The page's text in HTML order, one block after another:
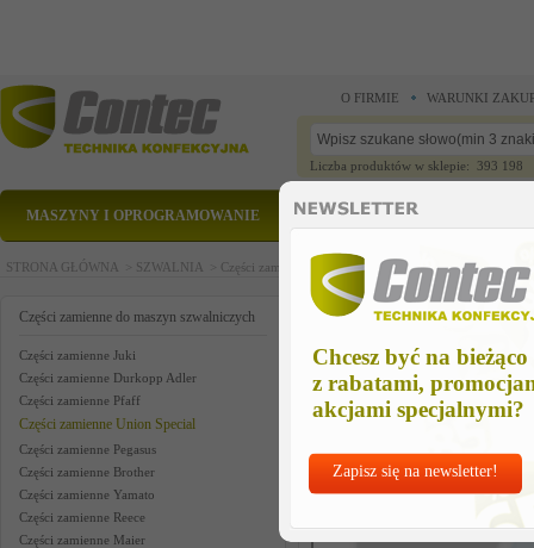
Chcesz być na bieżąco
z rabatami,
akcjami specjalnymi?
Zapisz się na newsletter!
O FIRMIE WARUNKI
Liczba produktów w sklepie: 393 198
MASZYNY I OPROGRAMOWANIE CZĘŚCI ZAMIENNE
STRONA GŁÓWNA > SZWALNIA > Części zamienne do maszyn szwalniczych >Części
Części zamienne do maszyn szwalniczych
Części zamienne Juki
Części zamienne Durkopp Adler
Części zamienne Pfaff
Części zamienne Union Special
Części zamienne Pegasus
Części zamienne Brother
Części zamienne Yamato
Części zamienne Reece
Części zamienne Maier
union part us